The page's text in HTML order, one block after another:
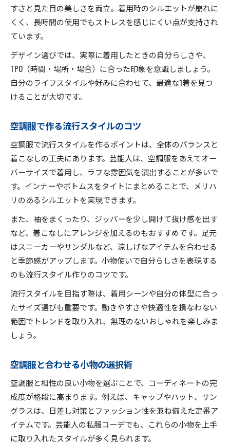
すさと見た目の美しさを両立。着用時のシルエットが崩れに
くく、長時間の使用でもストレスを感じにくい点が支持され
ています。
デザイン選びでは、実際に着用したときの自分らしさや、
TPO（時間・場所・場合）に合った印象を意識しましょう。
自分のライフスタイルや好みに合わせて、最適な1着を見つ
けることが大切です。
空調服で作る流行スタイルのコツ
空調服で流行スタイルを作るポイントは、全体のバランスと
着こなしの工夫にあります。芸能人は、空調服をあえてオー
バーサイズで着用し、ラフな雰囲気を演出することが多いで
す。インナーやボトムスをタイトにまとめることで、メリハ
リのあるシルエットを実現できます。
また、袖をまくったり、ジッパーを少し開けて抜け感を出す
など、着こなしにアレンジを加えるのもおすすめです。足元
はスニーカーやサンダルなど、涼しげなアイテムを合わせる
と季節感がアップします。小物使いで自分らしさを表現する
のも流行スタイル作りのコツです。
流行スタイルを目指す際は、着用シーンや自分の体型に合っ
たサイズ選びも重要です。動きやすさや快適性を損なわない
範囲でトレンドを取り入れ、無理のないおしゃれを楽しみま
しょう。
空調服と合わせる小物の選択術
空調服と相性の良い小物を選ぶことで、コーディネートの完
成度が格段に高まります。例えば、キャップやハット、サン
グラスは、日差し対策とファッション性を兼ね備えた定番ア
イテムです。芸能人の私服コーデでも、これらの小物を上手
に取り入れたスタイルが多く見られます。